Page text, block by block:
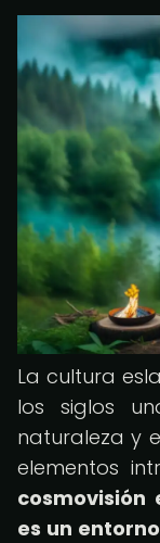
La cultura
los siglos
naturaleza y
elementos
cosmovisión
es un